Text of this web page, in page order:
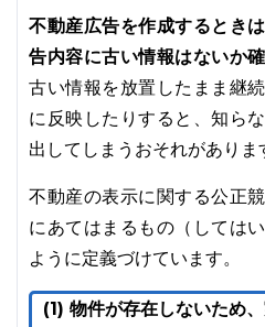
不動産広告を作成するとき
告内容に古い情報はないか
古い情報を放置したまま継
に反映したりすると、知ら
出してしまうおそれがありま
不動産の表示に関する公正
にあてはまるもの（しては
ように定義づけています。
(1) 物件が存在しないため